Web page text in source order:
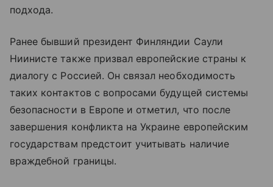
подхода.
Ранее бывший президент Финляндии Саули
Ниинисте также призвал европейские страны к
диалогу с Россией. Он связал необходимость
таких контактов с вопросами будущей системы
безопасности в Европе и отметил, что после
завершения конфликта на Украине европейским
государствам предстоит учитывать наличие
враждебной границы.